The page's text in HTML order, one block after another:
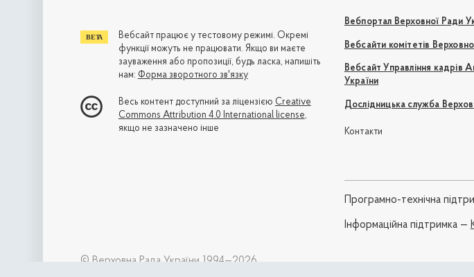
Вебпортал Верховної Ради
Вебсайти комітетів
Вебсайт Управління кадрів
України
Дослідницька служба
Контакти
Програмно-технічна
Iнформаційна підтримка —
Вебсайт працює у тестовому режимі. Окремі
функції можуть не працювати. Якщо ви маєте
зауваження або пропозиції, будь ласка, напишіть
нам: Форма зворотного зв'язку
Весь контент доступний за ліцензією Creative
Commons Attribution 4.0 International license,
якщо не зазначено інше
© Верховна Рада України 1994—2026